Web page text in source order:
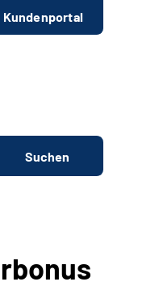
Kundenportal
Suchen